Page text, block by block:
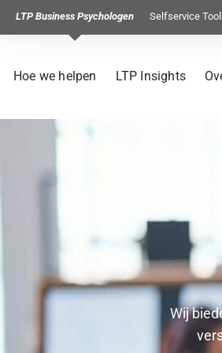
LTP Business Psychologen Selfservice
Hoe we helpen LTP Insights
Wij